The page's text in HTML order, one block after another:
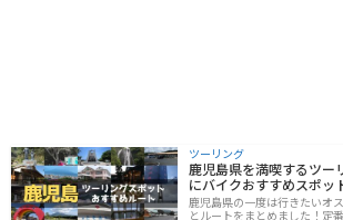
ツーリング
鹿児島県を満喫するツー
にバイクおすすめスポッ
鹿児島県の一度は行きたいオ
とルートをまとめました！定